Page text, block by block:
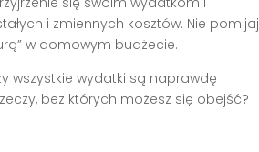
i zmiennych kosztów. Nie pomijaj
w domowym budżecie.
wszystkie wydatki są naprawdę
bez których możesz się obejść?